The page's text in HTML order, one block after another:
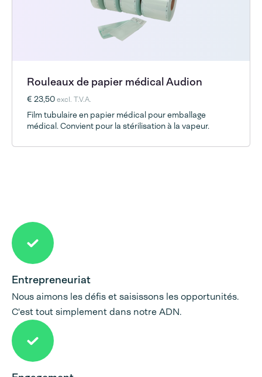
Rouleaux de papier médical Audion
€ 23,50excl. T.V.A.
Film tubulaire en papier médical pour emballage
médical. Convient pour la stérilisation à la vapeur.
Entrepreneuriat
Nous aimons les défis et saisissons les opportunités.
C'est tout simplement dans notre ADN.